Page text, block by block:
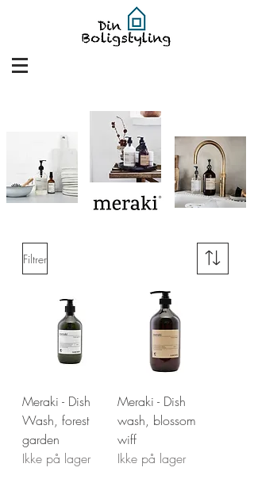
Filtrer
Meraki - Dish
Wash, forest
garden
Ikke på lager
Meraki - Dish
wash, blossom
wiff
Ikke på lager